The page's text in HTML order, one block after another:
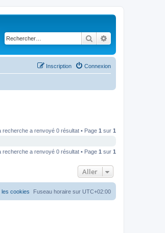
Rechercher
Connexion
Inscription
recherche a renvoyé 0 résultat • Page 1 sur 1
recherche a renvoyé 0 résultat • Page 1 sur 1
Aller
Fuseau horaire sur UTC+02:00
les cookies